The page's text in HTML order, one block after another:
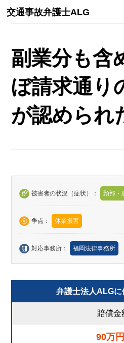
交通事故弁護士ALG
副業分も含
ぼ請求通り
が認められ
被害者の状況（症状）： 頚部・
争点： 休業損害
対応事務所： 福岡法律事務所
弁護士法人ALGに
賠償金
90万円